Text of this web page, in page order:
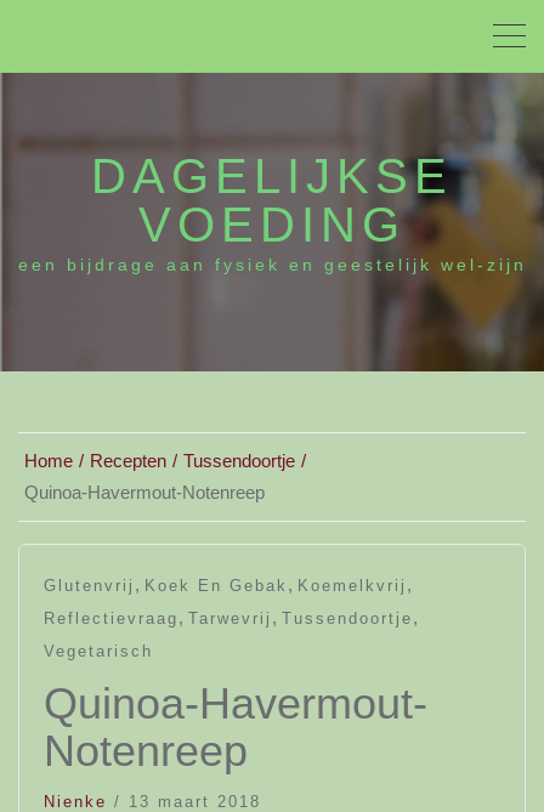
DAGELIJKSE
VOEDING
een bijdrage aan fysiek en geestelijk wel-zijn
Home Recepten
Tussendoortje
Quinoa-Havermout-Notenreep
Glutenvrij , Koek En Gebak , Koemelkvrij ,
Reflectievraag , Tarwevrij , Tussendoortje ,
Vegetarisch
Quinoa-Havermout-
Notenreep
Nienke / 13 maart 2018